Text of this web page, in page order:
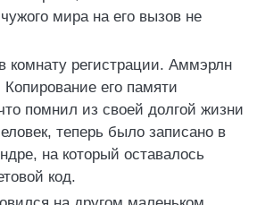
мира на его вызов не
комнату регистрации. Аммэрлн
его памяти
помнил из своей долгой жизни
теперь было записано в
на который оставалось
код.